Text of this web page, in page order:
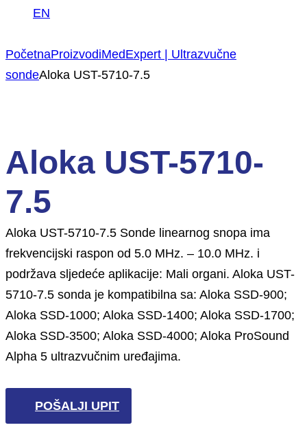
EN
PočetnaProizvodiMedExpert | Ultrazvučne
sondeAloka UST-5710-7.5
Aloka UST-5710-
7.5
Aloka UST-5710-7.5 Sonde linearnog snopa ima
frekvencijski raspon od 5.0 MHz. – 10.0 MHz. i
podržava sljedeće aplikacije: Mali organi. Aloka UST-
5710-7.5 sonda je kompatibilna sa: Aloka SSD-900;
Aloka SSD-1000; Aloka SSD-1400; Aloka SSD-1700;
Aloka SSD-3500; Aloka SSD-4000; Aloka ProSound
Alpha 5 ultrazvučnim uređajima.
POŠALJI UPIT